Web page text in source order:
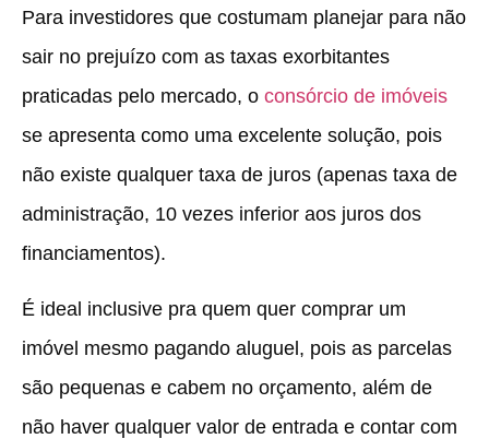
Para investidores que costumam planejar para não
sair no prejuízo com as taxas exorbitantes
praticadas pelo mercado, o consórcio de imóveis
se apresenta como uma excelente solução, pois
não existe qualquer taxa de juros (apenas taxa de
administração, 10 vezes inferior aos juros dos
financiamentos).
É ideal inclusive pra quem quer comprar um
imóvel mesmo pagando aluguel, pois as parcelas
são pequenas e cabem no orçamento, além de
não haver qualquer valor de entrada e contar com